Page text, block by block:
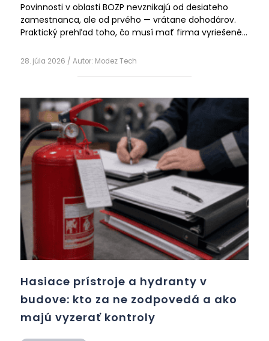
Povinnosti v oblasti BOZP nevznikajú od desiateho
zamestnanca, ale od prvého — vrátane dohodárov.
Praktický prehľad toho, čo musí mať firma vyriešené,
zmysel externý partner.
28. júla 2026 / Autor: Modez Tech
Hasiace prístroje a hydranty v
budove: kto za ne zodpovedá a ako
majú vyzerať kontroly